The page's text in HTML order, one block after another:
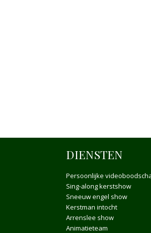
DIENSTEN
Persoonlijke
Sing-along kerstshow
Sneeuw engel show
Kerstman intocht
Arrenslee show
Animatieteam